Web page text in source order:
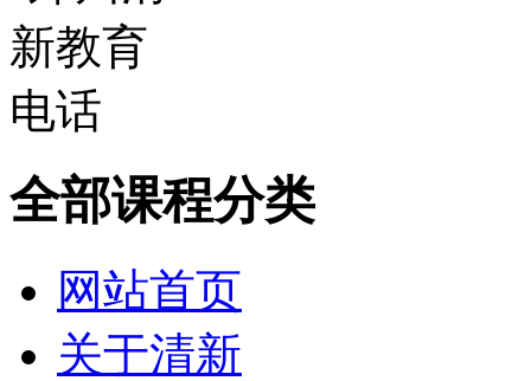
全部课程分类
网站首页
关于清新